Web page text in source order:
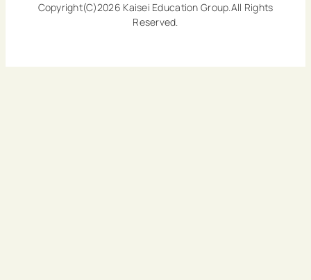
Copyright(C)2026 Kaisei Education Group.All Rights
Reserved.